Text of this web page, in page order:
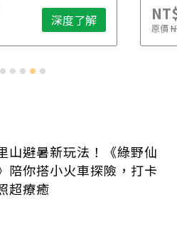
深度了解 原價
山避暑新玩法！《綠野仙
陪你搭小火車探險，打卡
超療癒